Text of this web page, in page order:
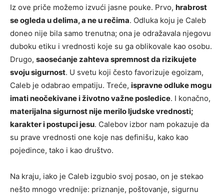
Iz ove priče možemo izvući jasne pouke. Prvo, hrabrost
se ogleda u delima, a ne u rečima. Odluka koju je Caleb
doneo nije bila samo trenutna; ona je odražavala njegovu
duboku etiku i vrednosti koje su ga oblikovale kao osobu.
Drugo, saosećanje zahteva spremnost da rizikujete
svoju sigurnost. U svetu koji često favorizuje egoizam,
Caleb je odabrao empatiju. Treće, ispravne odluke mogu
imati neočekivane i životno važne posledice. I konačno,
materijalna sigurnost nije merilo ljudske vrednosti;
karakter i postupci jesu. Calebov izbor nam pokazuje da
su prave vrednosti one koje nas definišu, kako kao
pojedince, tako i kao društvo.
Na kraju, iako je Caleb izgubio svoj posao, on je stekao
nešto mnogo vrednije: priznanje, poštovanje, sigurnu